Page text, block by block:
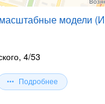
модели
4/53
Подробнее